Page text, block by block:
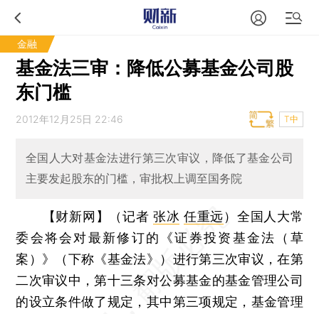
金融
基金法三审：降低公募基金公司股
东门槛
2012年12月25日 22:46 T中
全国人大对基金法进行第三次审议，降低了基金公司
主要发起股东的门槛，审批权上调至国务院
【财新网】（记者张冰 任重远） 全国人大常
委会将会对最新修订的《证券投资基金法（草
案）》（下称《基金法》）进行第三次审议，在第
二次审议中，第十三条对公募基金的基金管理公司
的设立条件做了规定，其中第三项规定，基金管理